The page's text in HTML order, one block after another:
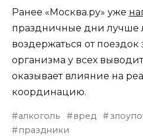
Ранее «Москва.ру» уже
праздничные дни лучше
воздержаться от поездок
организма у всех
оказывает влияние на
координацию.
алкоголь вред
праздники